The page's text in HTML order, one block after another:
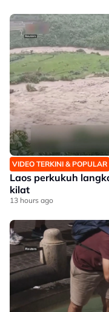
VIDEO TERKINI & POPULAR
Laos perkukuh
kilat
13 hours ago